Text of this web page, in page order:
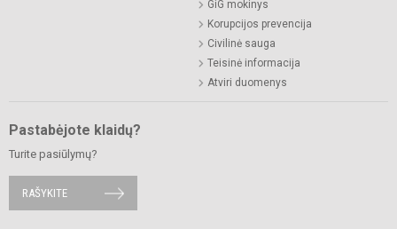
GiG mokinys
Korupcijos prevencija
Civilinė sauga
Teisinė informacija
Atviri duomenys
Pastabėjote klaidų?
Turite pasiūlymų?
RAŠYKITE